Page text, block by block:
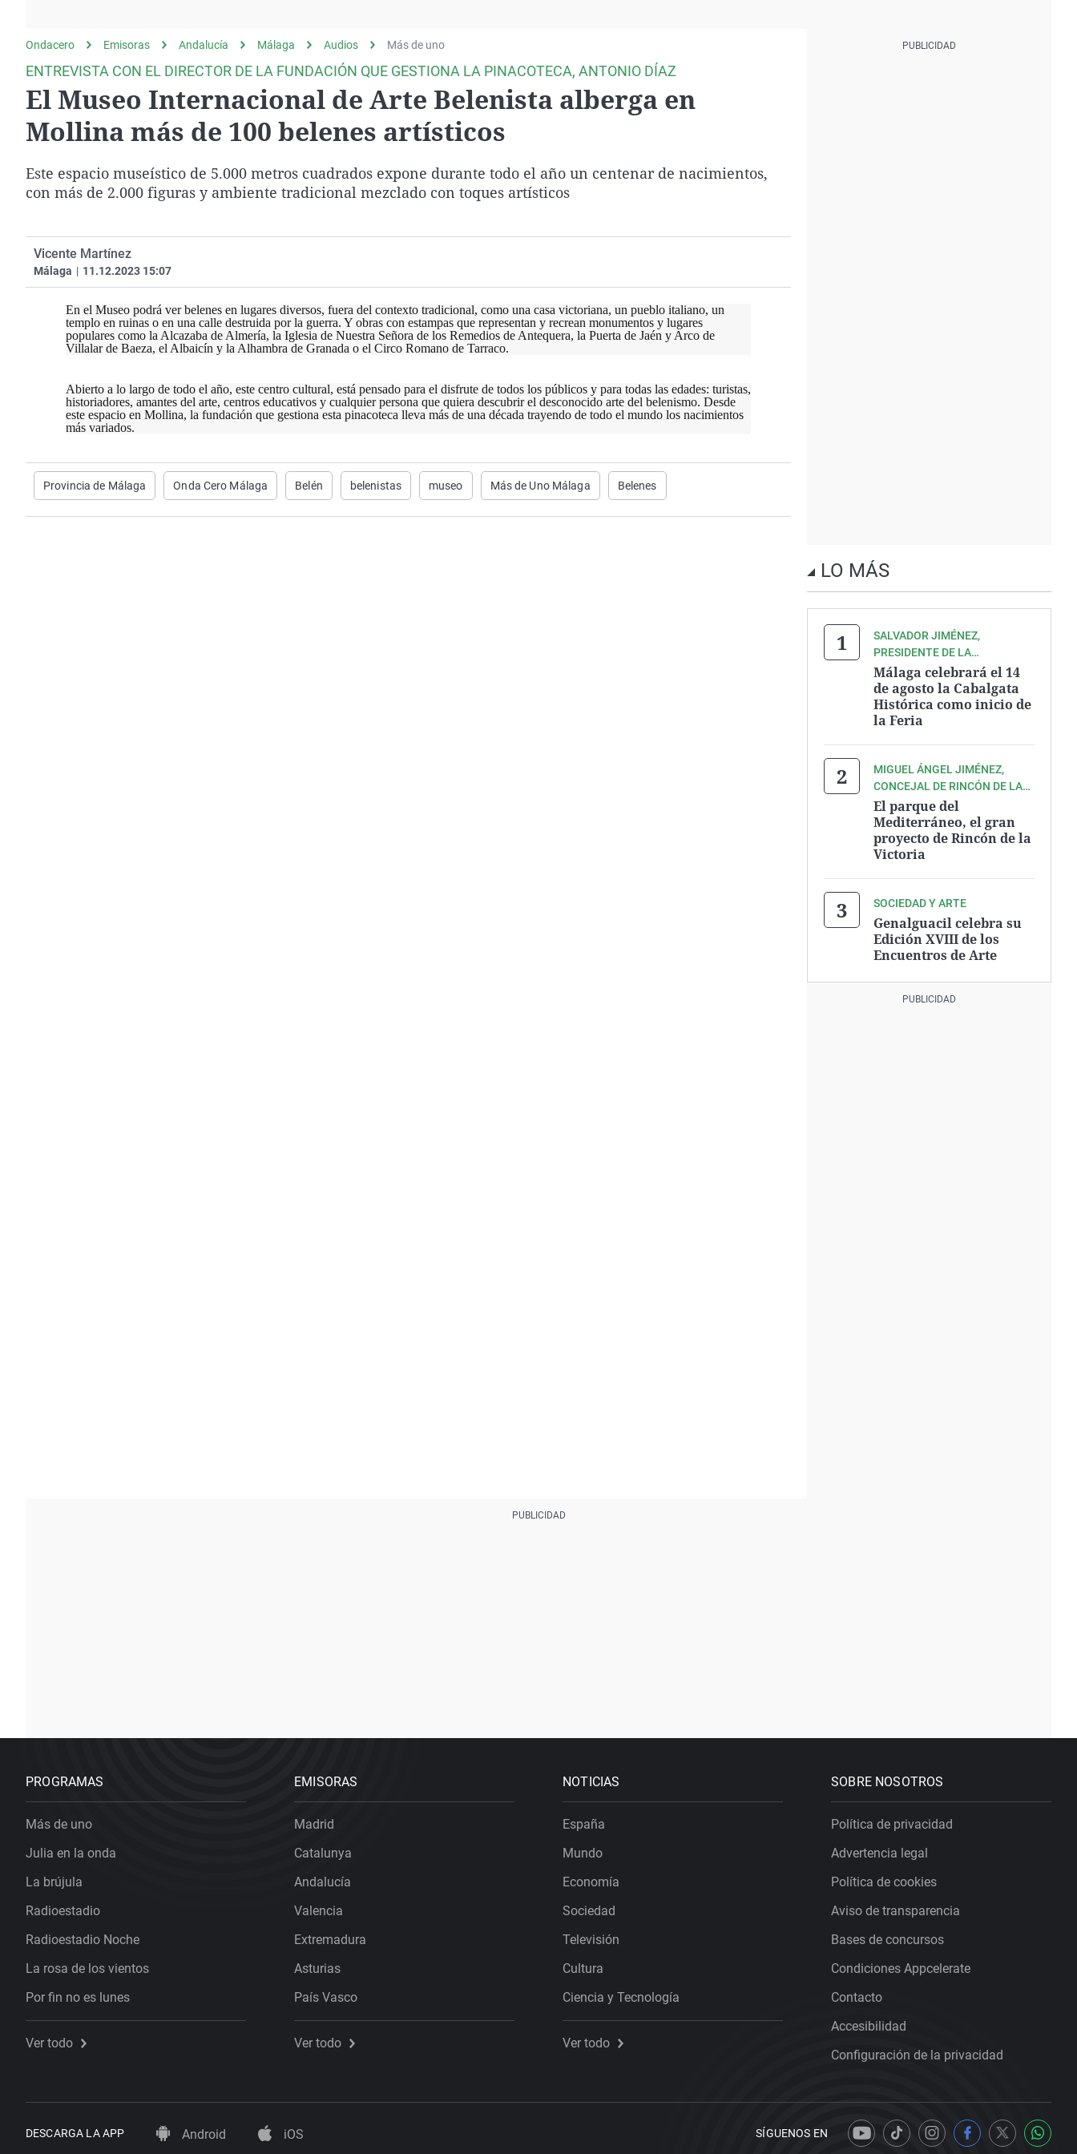
gato
Operación Viuda
Negra
Navarra
Ondacero Emisoras Andalucía Málaga Audios Más de uno
ENTREVISTA CON EL DIRECTOR DE LA FUNDACIÓN QUE GESTIONA LA PINACOTECA, ANTONIO DÍAZ
El Museo Internacional de Arte Belenista alberga en
Mollina más de 100 belenes artísticos
Este espacio museístico de 5.000 metros cuadrados expone durante todo el año un centenar de nacimientos,
con más de 2.000 figuras y ambiente tradicional mezclado con toques artísticos
Vicente Martínez
Málaga | 11.12.2023 15:07
En el Museo podrá ver belenes en lugares diversos, fuera del contexto tradicional, como una casa victoriana, un pueblo italiano, un
templo en ruinas o en una calle destruida por la guerra. Y obras con estampas que representan y recrean monumentos y lugares
populares como la Alcazaba de Almería, la Iglesia de Nuestra Señora de los Remedios de Antequera, la Puerta de Jaén y Arco de
Villalar de Baeza, el Albaicín y la Alhambra de Granada o el Circo Romano de Tarraco.
Abierto a lo largo de todo el año, este centro cultural, está pensado para el disfrute de todos los públicos y para todas las edades: turistas,
historiadores, amantes del arte, centros educativos y cualquier persona que quiera descubrir el desconocido arte del belenismo. Desde
este espacio en Mollina, la fundación que gestiona esta pinacoteca lleva más de una década trayendo de todo el mundo los nacimientos
más variados.
Provincia de Málaga Onda Cero Málaga Belén belenistas museo Más de Uno Málaga Belenes
LO MÁS
SALVADOR JIMÉNEZ,
PRESIDENTE DE LA
ASOCIACIÓN ZEGRÍ
Málaga celebrará el 14
de agosto la Cabalgata
Histórica como inicio de
la Feria
MIGUEL ÁNGEL JIMÉNEZ,
CONCEJAL DE RINCÓN DE LA
VICTORIA
El parque del
Mediterráneo, el gran
proyecto de Rincón de la
Victoria
SOCIEDAD Y ARTE
Genalguacil celebra su
Edición XVIII de los
Encuentros de Arte
PROGRAMAS
Más de uno
Julia en la onda
La brújula
Radioestadio
Radioestadio Noche
La rosa de los vientos
Por fin no es lunes
Ver todo
EMISORAS
Madrid
Catalunya
Andalucía
Valencia
Extremadura
Asturias
País Vasco
Ver todo
NOTICIAS
España
Mundo
Economía
Sociedad
Televisión
Cultura
Ciencia y Tecnología
Ver todo
SOBRE NOSOTROS
Política de privacidad
Advertencia legal
Política de cookies
Aviso de transparencia
Bases de concursos
Condiciones Appcelerate
Contacto
Accesibilidad
Configuración de la privacidad
DESCARGA LA APP Android iOS SÍGUENOS EN